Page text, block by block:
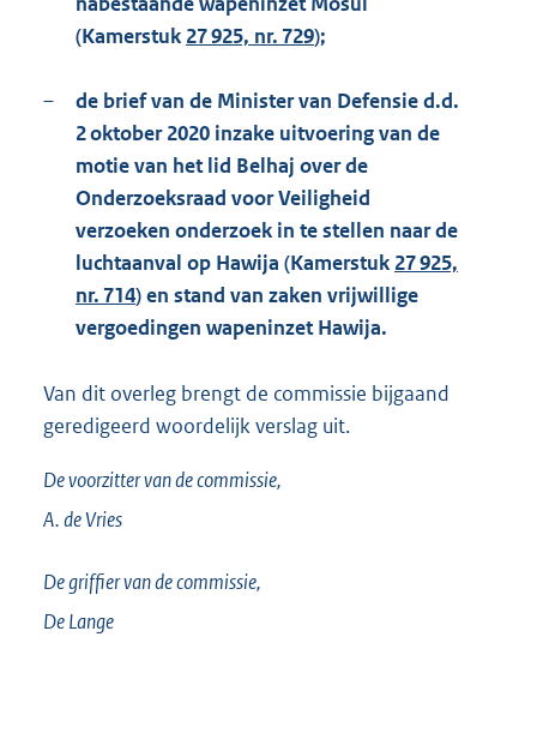
(Kamerstuk 27 925, nr. 729);
–
de brief van de Minister van Defensie d.d.
2 oktober 2020 inzake uitvoering van de
motie van het lid Belhaj over de
Onderzoeksraad voor Veiligheid
verzoeken onderzoek in te stellen naar de
luchtaanval op Hawija (Kamerstuk 27 925,
nr. 714) en stand van zaken vrijwillige
vergoedingen wapeninzet Hawija.
Van dit overleg brengt de commissie bijgaand
geredigeerd woordelijk verslag uit.
De voorzitter van de commissie,
A. deVries
De griffier van de commissie,
De Lange